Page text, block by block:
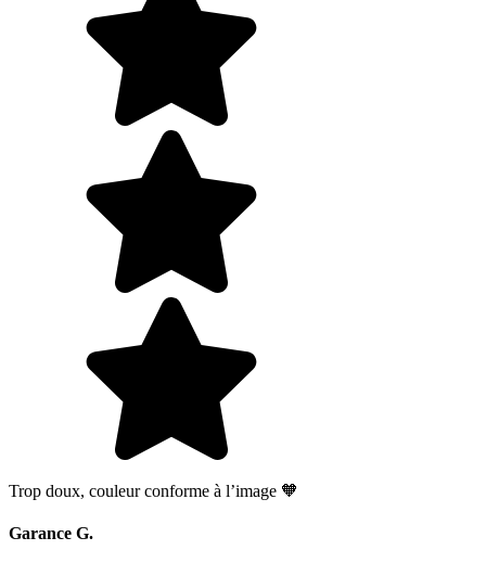
Trop doux, couleur conforme à l’image 🧡
Garance G.